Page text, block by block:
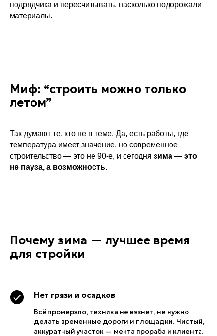
подрядчика и пересчитывать, насколько подорожали
материалы.
Миф: “строить можно только
летом”
Так думают те, кто не в теме. Да, есть работы, где
температура имеет значение, но современное
строительство — это не 90-е, и сегодня зима — это
не пауза, а возможность.
Почему зима — лучшее время
для стройки
Нет грязи и осадков
Всё промерзло, техника не вязнет, не нужно
делать временные дороги и площадки. Чистый,
аккуратный участок — мечта прораба и клиента.